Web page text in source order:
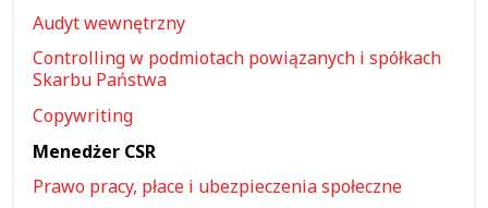
Audyt wewnętrzny
Controlling w podmiotach powiązanych i spółkach
Skarbu Państwa
Copywriting
Menedżer CSR
Prawo pracy, płace i ubezpieczenia społeczne